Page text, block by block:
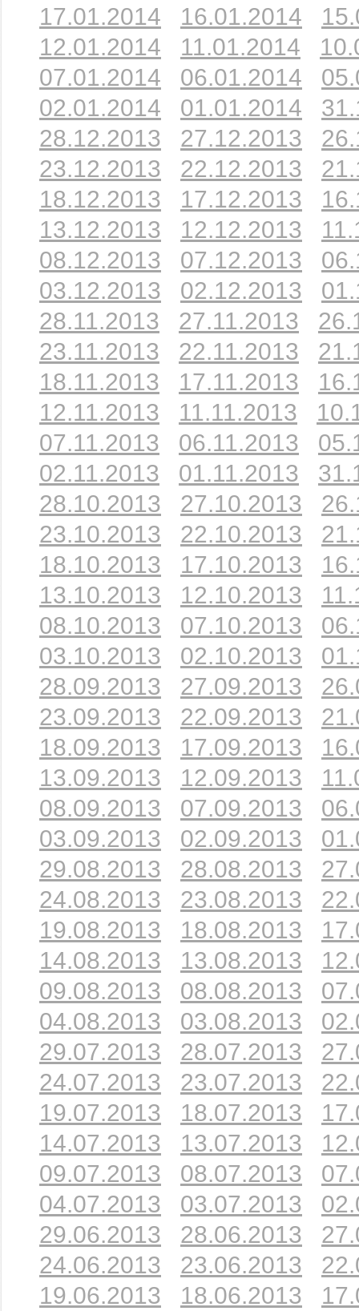
17.01.2014
16.01.2014
12.01.2014
11.01.2014
07.01.2014
06.01.2014
02.01.2014
01.01.2014
28.12.2013
27.12.2013
23.12.2013
22.12.2013
18.12.2013
17.12.2013
13.12.2013
12.12.2013
08.12.2013
07.12.2013
03.12.2013
02.12.2013
28.11.2013
27.11.2013
23.11.2013
22.11.2013
18.11.2013
17.11.2013
12.11.2013
11.11.2013
07.11.2013
06.11.2013
02.11.2013
01.11.2013
28.10.2013
27.10.2013
23.10.2013
22.10.2013
18.10.2013
17.10.2013
13.10.2013
12.10.2013
08.10.2013
07.10.2013
03.10.2013
02.10.2013
28.09.2013
27.09.2013
23.09.2013
22.09.2013
18.09.2013
17.09.2013
13.09.2013
12.09.2013
08.09.2013
07.09.2013
03.09.2013
02.09.2013
29.08.2013
28.08.2013
24.08.2013
23.08.2013
19.08.2013
18.08.2013
14.08.2013
13.08.2013
09.08.2013
08.08.2013
04.08.2013
03.08.2013
29.07.2013
28.07.2013
24.07.2013
23.07.2013
19.07.2013
18.07.2013
14.07.2013
13.07.2013
09.07.2013
08.07.2013
04.07.2013
03.07.2013
29.06.2013
28.06.2013
24.06.2013
23.06.2013
19.06.2013
18.06.2013